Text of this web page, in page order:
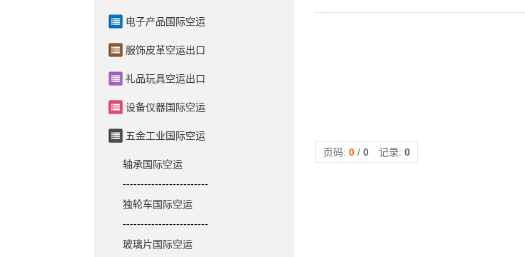
电子产品国际空运
服饰皮革空运出口
礼品玩具空运出口
设备仪器国际空运
五金工业国际空运
轴承国际空运
------------------------
独轮车国际空运
------------------------
玻璃片国际空运
页码: 0 / 0 记录: 0